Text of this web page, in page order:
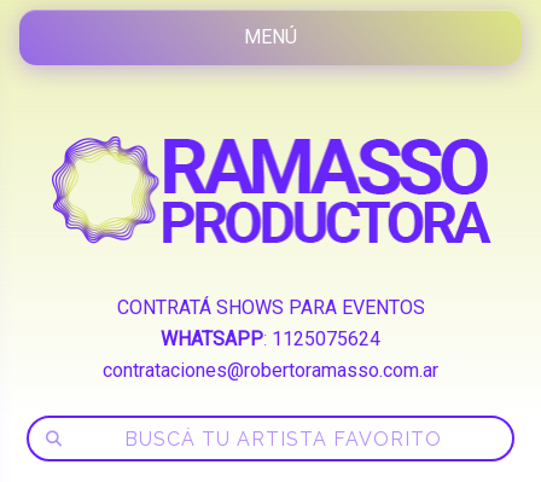
CONTRATÁ SHOWS PARA EVENTOS
WHATSAPP: 1125075624
contrataciones@robertoramasso.com.ar